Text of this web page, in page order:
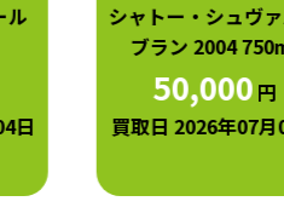
シャトー・シュヴァル・
ブラン 2004 750ml
50,000円
買取日 2026年07月04日